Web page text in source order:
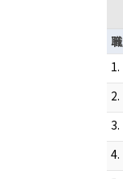
1.
2.
3.
4.